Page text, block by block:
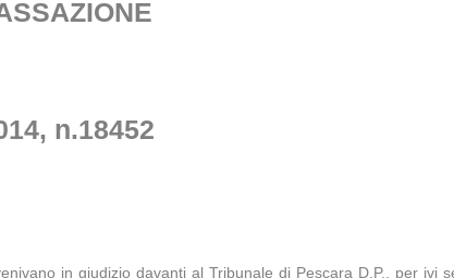
n.18452
in giudizio davanti al Tribunale di Pescara D.P., per ivi